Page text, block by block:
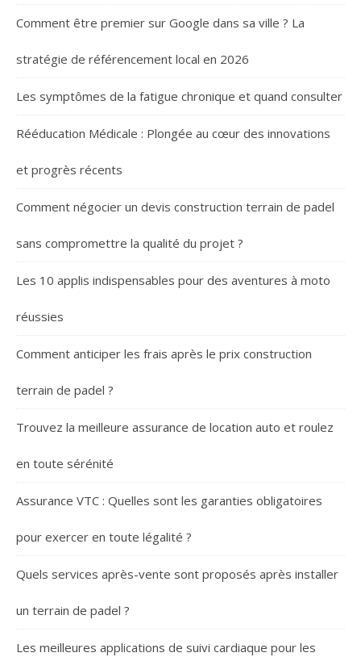
Comment être premier sur Google dans sa ville ? La
stratégie de référencement local en 2026
Les symptômes de la fatigue chronique et quand consulter
Rééducation Médicale : Plongée au cœur des innovations
et progrès récents
Comment négocier un devis construction terrain de padel
sans compromettre la qualité du projet ?
Les 10 applis indispensables pour des aventures à moto
réussies
Comment anticiper les frais après le prix construction
terrain de padel ?
Trouvez la meilleure assurance de location auto et roulez
en toute sérénité
Assurance VTC : Quelles sont les garanties obligatoires
pour exercer en toute légalité ?
Quels services après-vente sont proposés après installer
un terrain de padel ?
Les meilleures applications de suivi cardiaque pour les